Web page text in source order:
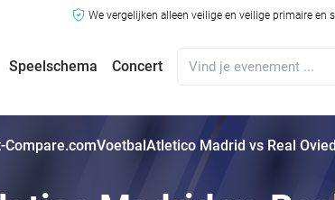
We vergelijken alleen veilige en veilige primaire
Speelschema Concert
Compare.comVoetbalAtletico Madrid vs Real